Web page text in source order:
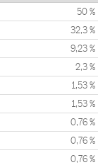
50 %
32,3 %
9,23 %
2,3 %
1,53 %
1,53 %
0,76 %
0,76 %
0,76 %